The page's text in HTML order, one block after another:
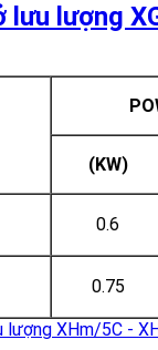
lưu lượng
(KW)
0.6
0.75